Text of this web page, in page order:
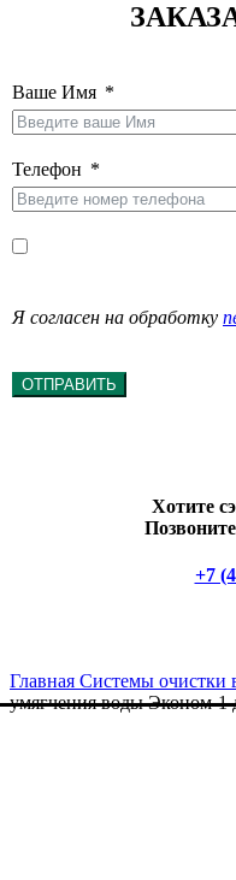
Ваше Имя
Телефон
Я согласен на обработку
ОТПРАВИТЬ
Хотите
+7
Главная Системы очистки
умягчения воды Эконом-1